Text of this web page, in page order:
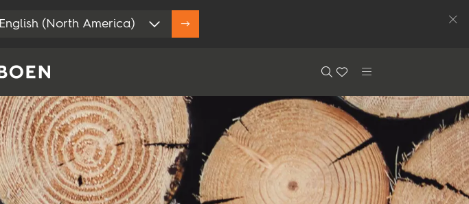
English (North America)
Search
Search
Floor.Wishlist
Proff